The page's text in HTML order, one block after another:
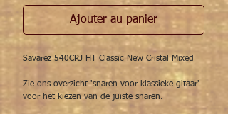
Ajouter au panier
Savarez 540CRJ HT Classic New Cristal Mixed
Zie ons overzicht 'snaren voor klassieke gitaar'
voor het kiezen van de juiste snaren.